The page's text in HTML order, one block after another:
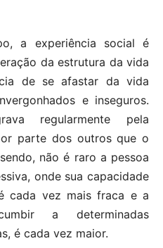
a experiência social é
da estrutura da vida
de se afastar da vida
e inseguros.
regularmente pela
parte dos outros que o
não é raro a pessoa
onde sua capacidade
cada vez mais fraca e a
a determinadas
é cada vez maior.